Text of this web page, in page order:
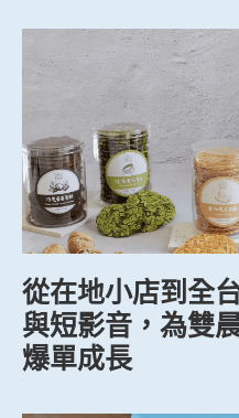
從在地小店到全
與短影音，為雙
爆單成長